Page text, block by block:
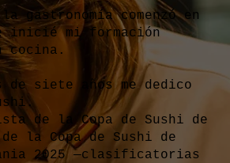
gastronomía comenzó en
inicié mi formación
cocina.
de siete años me dedico
de la Copa de Sushi de
la Copa de Sushi de
2025 —clasificatorias